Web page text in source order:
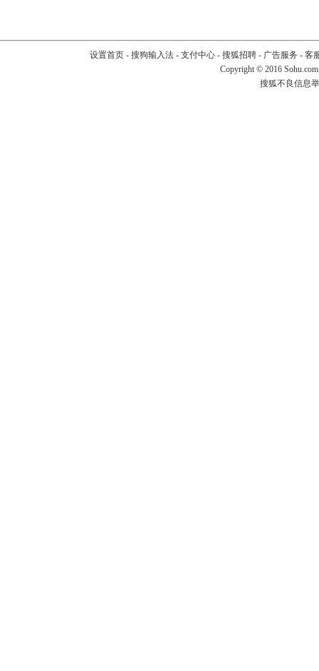
设置首页- 搜狗输入法- 支付中心- 搜狐招聘- 广告服务 - 客
Copyright © 2016
搜狐不良信息